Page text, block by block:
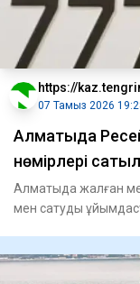
https://
07 Тамыз 2026
Алматыда
нөмірлері
Алматыда жалған
мен сатуды